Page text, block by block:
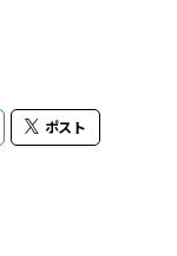
ポスト